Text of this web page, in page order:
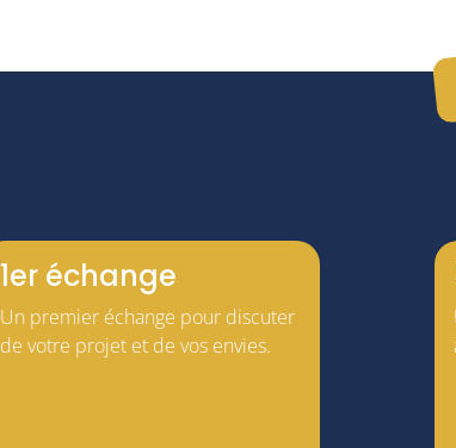
1er échange
Un premier échange pour discuter
de votre projet et de vos envies.